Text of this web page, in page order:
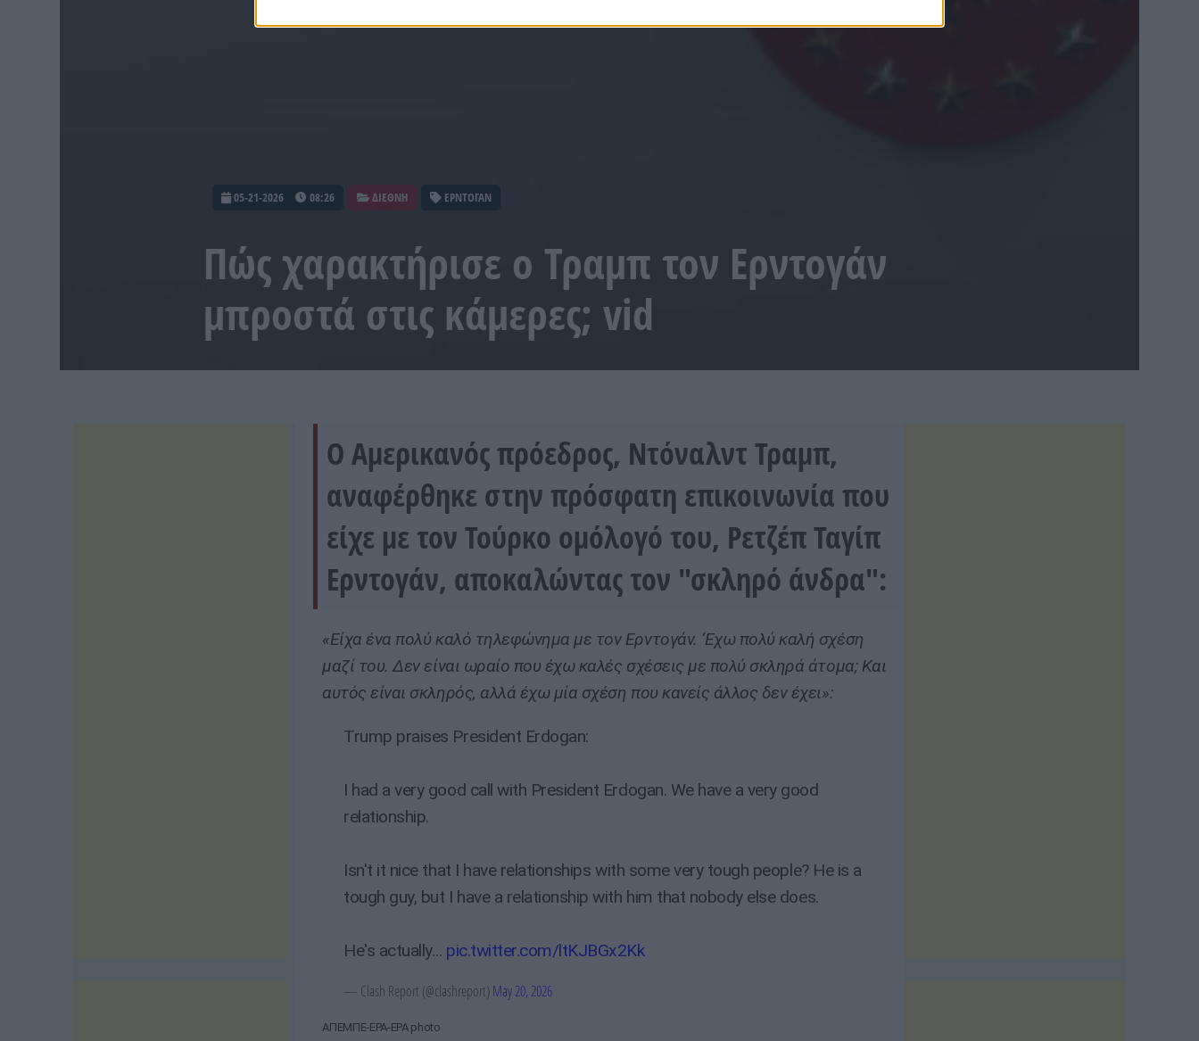
05-21-2026 08:26 ΔΙΕΘΝΗ ΕΡΝΤΟΓΑΝ
Πώς χαρακτήρισε ο Τραμπ τον Ερντογάν
μπροστά στις κάμερες; vid
Ο Αμερικανός πρόεδρος, Ντόναλντ Τραμπ,
αναφέρθηκε στην πρόσφατη επικοινωνία που
είχε με τον Τούρκο ομόλογό του, Ρετζέπ Ταγίπ
Ερντογάν, αποκαλώντας τον "σκληρό άνδρα":
«Είχα ένα πολύ καλό τηλεφώνημα με τον Ερντογάν. ‘Εχω πολύ καλή σχέση
μαζί του. Δεν είναι ωραίο που έχω καλές σχέσεις με πολύ σκληρά άτομα; Και
αυτός είναι σκληρός, αλλά έχω μία σχέση που κανείς άλλος δεν έχει»:
Trump praises President Erdogan:
I had a very good call with President Erdogan. We have a very good
relationship.
Isn't it nice that I have relationships with some very tough people? He is a
tough guy, but I have a relationship with him that nobody else does.
He's actually… pic.twitter.com/ltKJBGx2Kk
— Clash Report (@clashreport)May 20, 2026
ΑΠΕΜΠΕ-EPA-EPA photo